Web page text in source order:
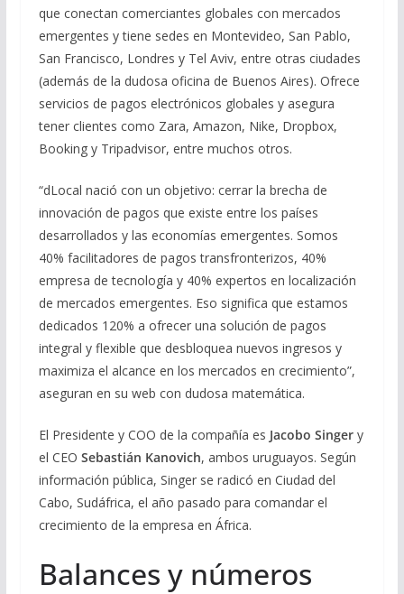
que conectan comerciantes globales con mercados
emergentes y tiene sedes en Montevideo, San Pablo,
San Francisco, Londres y Tel Aviv, entre otras ciudades
(además de la dudosa oficina de Buenos Aires). Ofrece
servicios de pagos electrónicos globales y asegura
tener clientes como Zara, Amazon, Nike, Dropbox,
Booking y Tripadvisor, entre muchos otros.
“dLocal nació con un objetivo: cerrar la brecha de
innovación de pagos que existe entre los países
desarrollados y las economías emergentes. Somos
40% facilitadores de pagos transfronterizos, 40%
empresa de tecnología y 40% expertos en localización
de mercados emergentes. Eso significa que estamos
dedicados 120% a ofrecer una solución de pagos
integral y flexible que desbloquea nuevos ingresos y
maximiza el alcance en los mercados en crecimiento”,
aseguran en su web con dudosa matemática.
El Presidente y COO de la compañía es Jacobo Singer y
el CEO Sebastián Kanovich, ambos uruguayos. Según
información pública, Singer se radicó en Ciudad del
Cabo, Sudáfrica, el año pasado para comandar el
crecimiento de la empresa en África.
Balances y números